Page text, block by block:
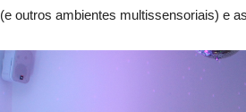
outros ambientes multissensoriais) e